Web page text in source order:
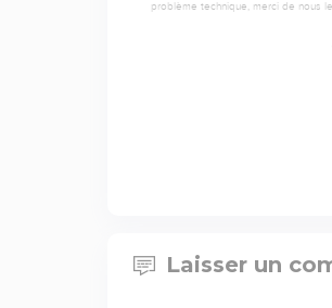
problème technique, merci de nous
Laisser un